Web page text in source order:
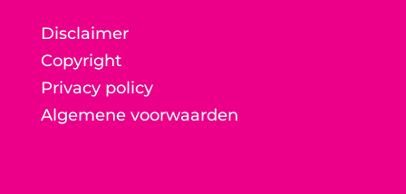
Disclaimer
Copyright
Privacy policy
Algemene voorwaarden